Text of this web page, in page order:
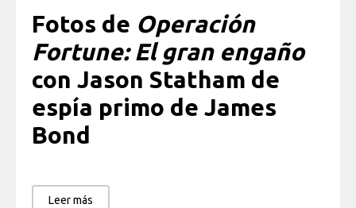
Fotos de Operación
Fortune: El gran engaño
con Jason Statham de
espía primo de James
Bond
Leer más